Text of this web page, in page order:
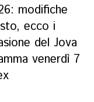
modifiche
ecco i
del Jova
venerdì 7